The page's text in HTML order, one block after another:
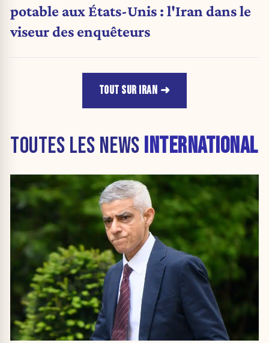
potable aux États-Unis : l'Iran dans le
viseur des enquêteurs
TOUT SUR IRAN
TOUTES LES NEWS INTERNATIONAL